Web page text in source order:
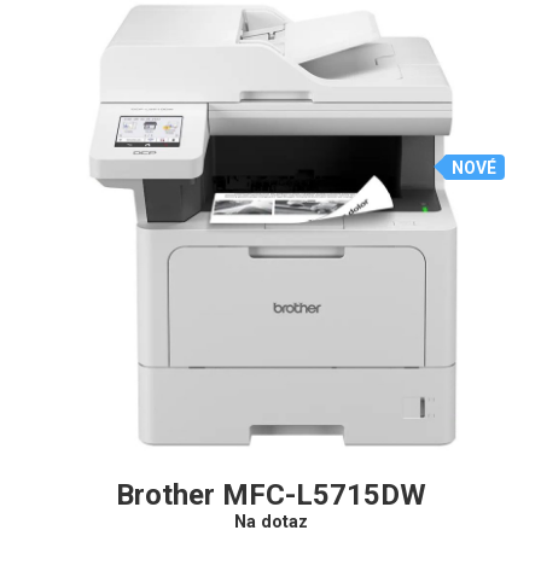
NOVÉ
Brother MFC-L5715DW
Na dotaz